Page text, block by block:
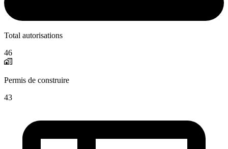
Total autorisations
46
Permis de construire
43